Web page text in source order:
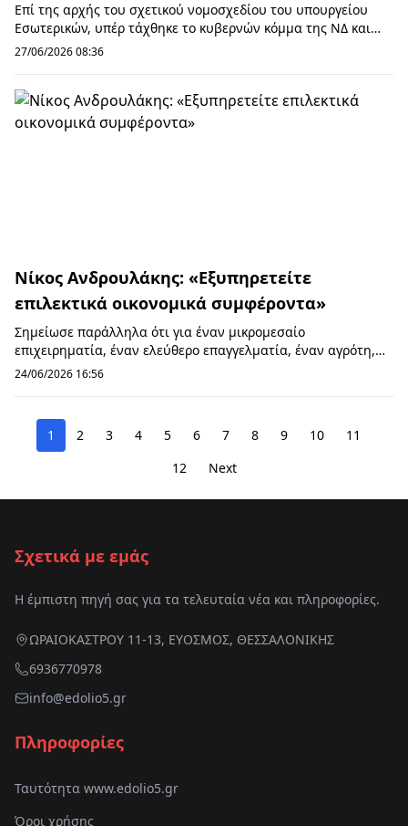
Επί της αρχής του σχετικού νομοσχεδίου του υπουργείου
Εσωτερικών, υπέρ τάχθηκε το κυβερνών κόμμα της ΝΔ και
«κατά» τα κόμματα της αντιπολίτευσης. Σ...
27/06/2026 08:36
Νίκος Ανδρουλάκης: «Εξυπηρετείτε
επιλεκτικά οικονομικά συμφέροντα»
Σημείωσε παράλληλα ότι για έναν μικρομεσαίο
επιχειρηματία, έναν ελεύθερο επαγγελματία, έναν αγρότη,
έναν δανειολήπτη που αγωνιά για το σπίτι του, τ...
24/06/2026 16:56
1 2 3 4 5 6 7 8 9 10
11
12
Next
Σχετικά με εμάς
Η έμπιστη πηγή σας για τα τελευταία νέα και πληροφορίες.
ΩΡΑΙΟΚΑΣΤΡΟΥ 11-13, ΕΥΟΣΜΟΣ, ΘΕΣΣΑΛΟΝΙΚΗΣ
6936770978
info@edolio5.gr
Πληροφορίες
Ταυτότητα www.edolio5.gr
Όροι χρήσης